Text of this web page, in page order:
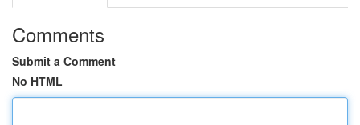
Comments
Submit a Comment
No HTML